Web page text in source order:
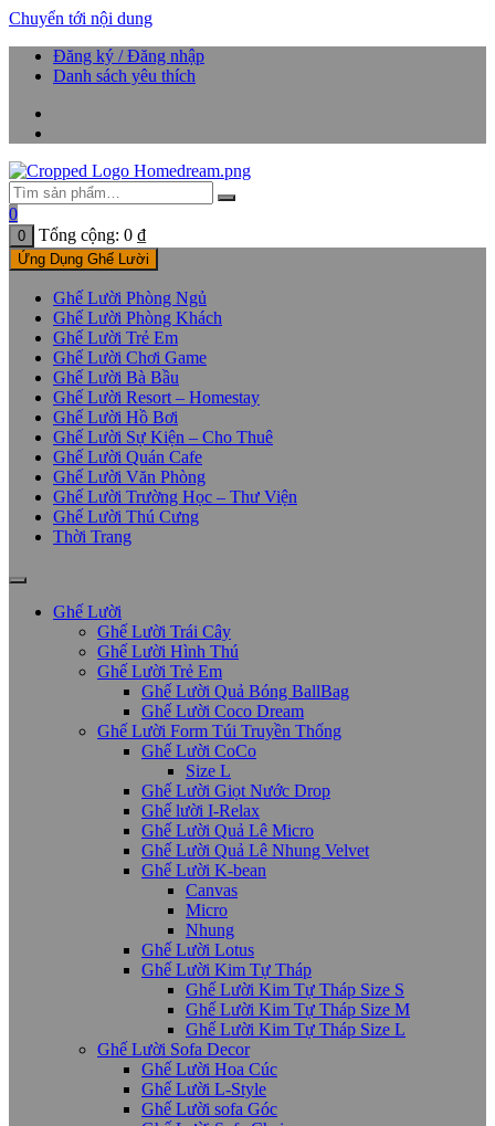
Chuyển tới nội dung
Đăng ký / Đăng nhập
Danh sách yêu thích
0
0 Tổng cộng: 0 ₫
Ứng Dụng Ghế Lười
Ghế Lười Phòng Ngủ
Ghế Lười Phòng Khách
Ghế Lười Trẻ Em
Ghế Lười Chơi Game
Ghế Lười Bà Bầu
Ghế Lười Resort – Homestay
Ghế Lười Hồ Bơi
Ghế Lười Sự Kiện – Cho Thuê
Ghế Lười Quán Cafe
Ghế Lười Văn Phòng
Ghế Lười Trường Học – Thư Viện
Ghế Lười Thú Cưng
Thời Trang
Ghế Lười
Ghế Lười Trái Cây
Ghế Lười Hình Thú
Ghế Lười Trẻ Em
Ghế Lười Quả Bóng BallBag
Ghế Lười Coco Dream
Ghế Lười Form Túi Truyền Thống
Ghế Lười CoCo
Size L
Ghế Lười Giọt Nước Drop
Ghế lười I-Relax
Ghế Lười Quả Lê Micro
Ghế Lười Quả Lê Nhung Velvet
Ghế Lười K-bean
Canvas
Micro
Nhung
Ghế Lười Lotus
Ghế Lười Kim Tự Tháp
Ghế Lười Kim Tự Tháp Size S
Ghế Lười Kim Tự Tháp Size M
Ghế Lười Kim Tự Tháp Size L
Ghế Lười Sofa Decor
Ghế Lười Hoa Cúc
Ghế Lười L-Style
Ghế Lười sofa Góc